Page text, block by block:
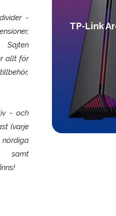
-
Sajten
allt för
- och
(varje
nördiga
samt
TP-Link